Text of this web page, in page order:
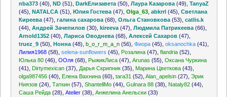
nba373 (40) ,ND (51) ,DarkЕлизавета (50) ,Лаура Казарова (49) ,TanyaZ
(45) ,NATALCA (51) ,Юлия Гостева (47) ,Olga_63 ,abkrrl (45) ,Светлана
Киреева (47) ,галина сахарова (68) ,Ольга Становкова (53) ,catlis.k
(44) ,Андрей Зачепилов (30) ,kireeva (47) ,Людмила Патрикеева (66)
Arnold1352 (40) ,Лариса Оводнева (68) ,Алексей Сахаров (47)
truez_9 (50) ,Нонна (48) ,b_o_r_m_a_n (56) ,Фиора (45) ,oksanochka (41)
Лилия1968 (58) ,selena-sunflowers (45) Розалина (47) ,flandria (52)
Юлька 80 (46) ,ООля (68) РыжикЛиса (47) ,Arunas (55) ,Оксана Чуркина
(41)
Dirtymexican (37) Дарья Скрипник (35) Марина Цветкова (43)
olga987456 (40) Елена Вахнина (60) ,tara31 (52) ,Alan_apelsin (27) ,Эрик
Ниязов (24) ,Таткин (57) ,ShantellMo (44) ,Gulnara 88 (38) Nataly82 (44)
Саша Рейда (28) ,Atelier (38) ,Анжелина Анельски (33)